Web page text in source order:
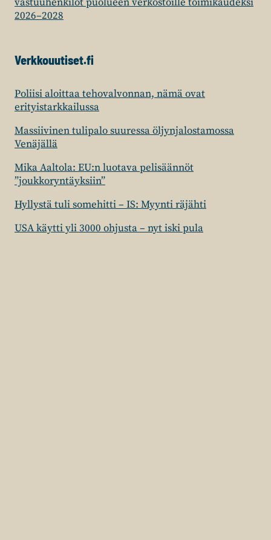
2026–2028
Verkkouutiset.fi
Poliisi aloittaa tehovalvonnan, nämä ovat
erityistarkkailussa
Massiivinen tulipalo suuressa öljynjalostamossa
Venäjällä
Mika Aaltola: EU:n luotava pelisäännöt
”joukkoryntäyksiin”
Hyllystä tuli somehitti – IS: Myynti räjähti
USA käytti yli 3000 ohjusta – nyt iski pula